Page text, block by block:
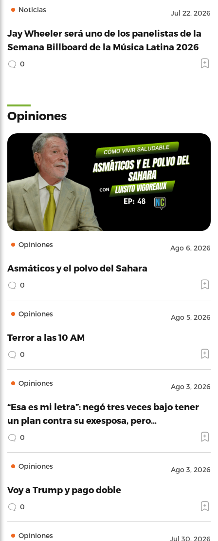
Noticias Jul 22, 2026
Jay Wheeler será uno de los panelistas de la
Semana Billboard de la Música Latina 2026
0
Opiniones
Opiniones Ago 6, 2026
Asmáticos y el polvo del Sahara
0
Opiniones Ago 5, 2026
Terror a las 10 AM
0
Opiniones Ago 3, 2026
“Esa es mi letra”: negó tres veces bajo tener
un plan contra su exesposa, pero…
0
Opiniones Ago 3, 2026
Voy a Trump y pago doble
0
Opiniones Jul 30, 2026